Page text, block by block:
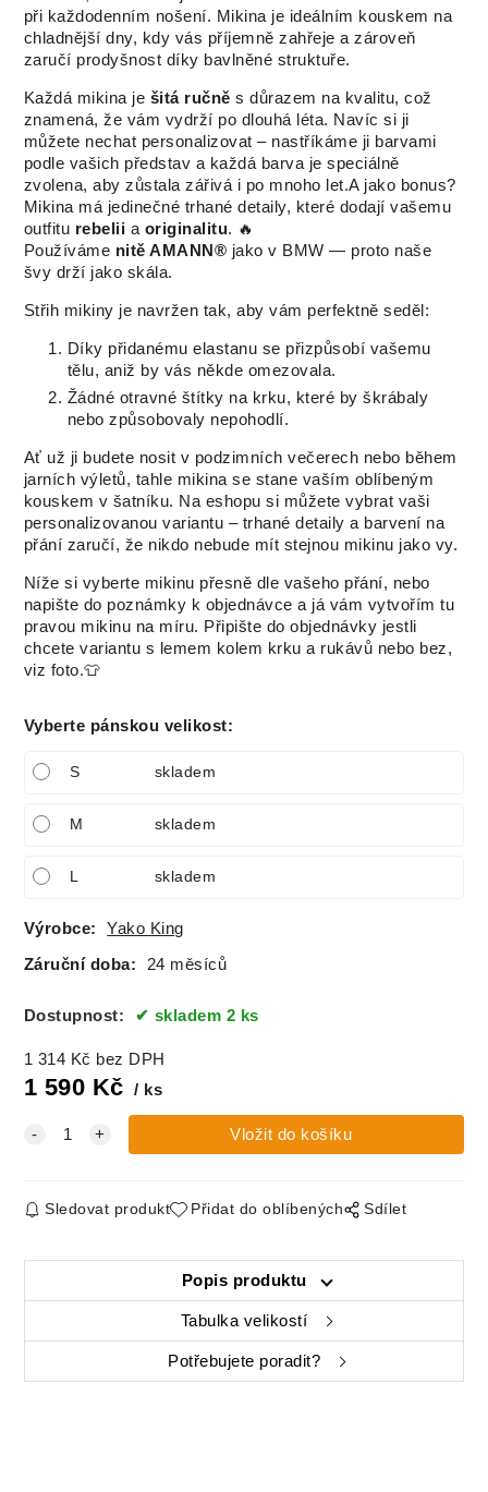
při každodenním nošení. Mikina je ideálním kouskem na
chladnější dny, kdy vás příjemně zahřeje a zároveň
zaručí prodyšnost díky bavlněné struktuře.
Každá mikina je šitá ručně s důrazem na kvalitu, což
znamená, že vám vydrží po dlouhá léta. Navíc si ji
můžete nechat personalizovat – nastříkáme ji barvami
podle vašich představ a každá barva je speciálně
zvolena, aby zůstala zářivá i po mnoho let.A jako bonus?
Mikina má jedinečné trhané detaily, které dodají vašemu
outfitu rebelii a originalitu. 🔥
Používáme nitě AMANN® jako v BMW — proto naše
švy drží jako skála.
Střih mikiny je navržen tak, aby vám perfektně seděl:
Díky přidanému elastanu se přizpůsobí vašemu
tělu, aniž by vás někde omezovala.
Žádné otravné štítky na krku, které by škrábaly
nebo způsobovaly nepohodlí.
Ať už ji budete nosit v podzimních večerech nebo během
jarních výletů, tahle mikina se stane vaším oblíbeným
kouskem v šatníku. Na eshopu si můžete vybrat vaši
personalizovanou variantu – trhané detaily a barvení na
přání zaručí, že nikdo nebude mít stejnou mikinu jako vy.
Níže si vyberte mikinu přesně dle vašeho přání, nebo
napište do poznámky k objednávce a já vám vytvořím tu
pravou mikinu na míru. Připište do objednávky jestli
chcete variantu s lemem kolem krku a rukávů nebo bez,
viz foto.👕
Vyberte pánskou velikost:
S skladem
M skladem
L skladem
Výrobce: Yako King
Záruční doba: 24 měsíců
Dostupnost: skladem 2 ks
1 314 Kč bez DPH
1 590 Kč ks
Sledovat produkt Přidat do oblíbených Sdílet
Popis produktu
Tabulka velikostí
Potřebujete poradit?